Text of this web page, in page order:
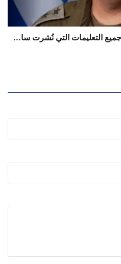
التعليمات التي نُشرت سا...